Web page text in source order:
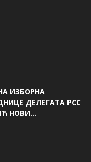
ИЗБОРНА
ДЕЛЕГАТА РСС
НОВИ...